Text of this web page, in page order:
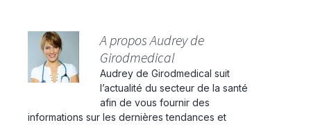
A propos Audrey de
Girodmedical
Audrey de Girodmedical suit
l’actualité du secteur de la santé
afin de vous fournir des
informations sur les dernières tendances et